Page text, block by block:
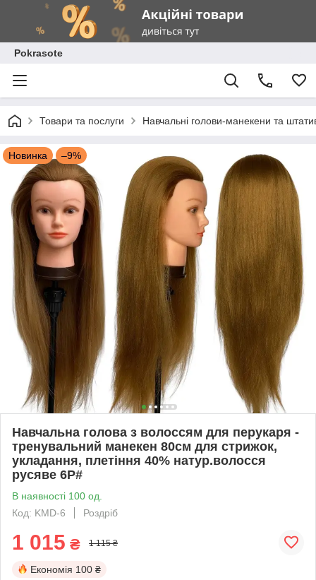
Pokrasote
Товари та послуги Навчальні голови-манекени та
Новинка –9%
Навчальна голова з волоссям для перукаря -
тренувальний манекен 80см для стрижок,
укладання, плетіння 40% натур.волосся
русяве 6P#
В наявності 100 од.
Код: KMD-6
Роздріб
1 015 ₴ 1 115 ₴
Економія 100 ₴